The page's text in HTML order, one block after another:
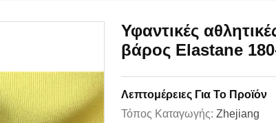
Υφαντικές
βάρος Elastane
Λεπτομέρειες Για Το Προϊόν
Τόπος Καταγωγής: Zhejiang